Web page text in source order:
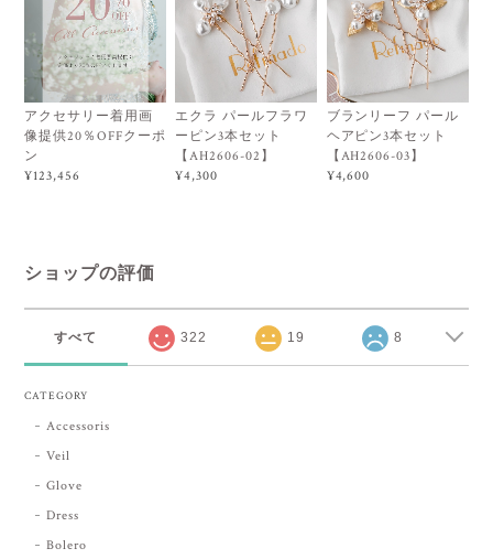
アクセサリー着用画
像提供20％OFFクーポ
ン
¥123,456
エクラ パールフラワ
ーピン3本セット
【AH2606-02】
¥4,300
ブランリーフ パール
ヘアピン3本セット
【AH2606-03】
¥4,600
ショップの評価
すべて 322 19 8
CATEGORY
Accessoris
Veil
Glove
Dress
Bolero